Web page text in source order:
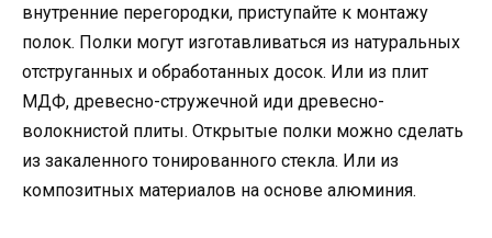
внутренние перегородки, приступайте к монтажу
полок. Полки могут изготавливаться из натуральных
отструганных и обработанных досок. Или из плит
МДФ, древесно-стружечной иди древесно-
волокнистой плиты. Открытые полки можно сделать
из закаленного тонированного стекла. Или из
композитных материалов на основе алюминия.